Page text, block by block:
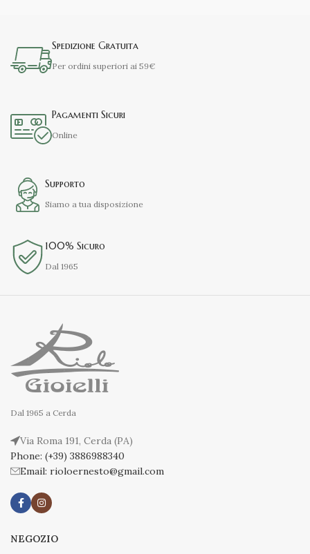
Spedizione Gratuita
Per ordini superiori ai 59€
Pagamenti Sicuri
Online
Supporto
Siamo a tua disposizione
100% Sicuro
Dal 1965
Dal 1965 a Cerda
Via Roma 191, Cerda (PA)
Phone: (+39) 3886988340
Email: rioloernesto@gmail.com
NEGOZIO